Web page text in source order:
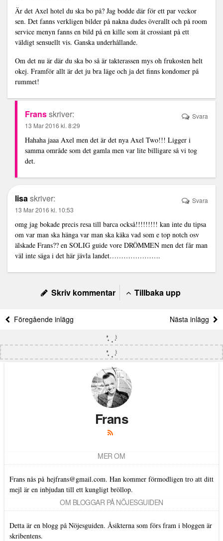
Är det Axel hotel du ska bo på? Jag bodde där för ett par veckor
sen. Det fanns verkligen bilder på nakna dudes överallt och på room
service menyn fanns en bild på en kille som åt crossiant på ett
väldigt sensuellt vis. Ganska underhållande.
Om det nu är där du ska bo så är takterassen mys oh frukosten helt
okej. Framför allt är det ju bra läge och ja det finns kondomer på
rummet!
Fransskriver:
13 Mar 2016 kl. 8:29
Hahaha jaaa Axel men det är det nya Axel Two!!! Ligger i
samma område som det gamla men var lite billigare så vi tog
det.
Svara
lisaskriver:
13 Mar 2016 kl. 10:53
omg jag bokade precis resa till barca också!!!!!!!!! kan inte du tipsa
om var man ska hänga var man ska käka vad som e top notch osv
älskade Frans?? en SOLIG guide vore DRÖMMEN men det får man
väl inte säga i det här jävla landet………………….
Svara
Skriv kommentar Tillbaka upp
Föregående inlägg Nästa inlägg
Frans
MER OM
Frans nås på hejfrans@gmail.com. Han kommer förmodligen tro att ditt
mejl är en inbjudan till ett kungligt bröllop.
OM BLOGGAR PÅ NÖJESGUIDEN
Detta är en blogg på Nöjesguiden. Åsikterna som förs fram i bloggen är
skribentens.